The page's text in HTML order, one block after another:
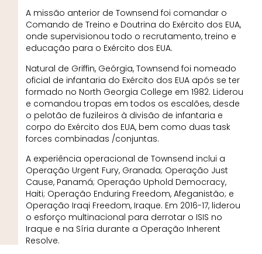
A missão anterior de Townsend foi comandar o
Comando de Treino e Doutrina do Exército dos EUA,
onde supervisionou todo o recrutamento, treino e
educação para o Exército dos EUA.
Natural de Griffin, Geórgia, Townsend foi nomeado
oficial de infantaria do Exército dos EUA após se ter
formado no North Georgia College em 1982. Liderou
e comandou tropas em todos os escalões, desde
o pelotão de fuzileiros à divisão de infantaria e
corpo do Exército dos EUA, bem como duas task
forces combinadas /conjuntas.
A experiência operacional de Townsend inclui a
Operação Urgent Fury, Granada; Operação Just
Cause, Panamá; Operação Uphold Democracy,
Haiti; Operação Enduring Freedom, Afeganistão; e
Operação Iraqi Freedom, Iraque. Em 2016-17, liderou
o esforço multinacional para derrotar o ISIS no
Iraque e na Síria durante a Operação Inherent
Resolve.